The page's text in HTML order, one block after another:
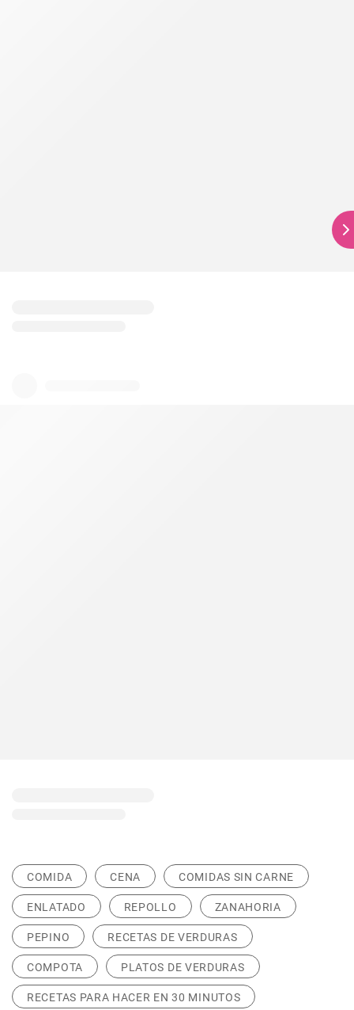
COMIDA CENA COMIDAS SIN CARNE
ENLATADO REPOLLO ZANAHORIA
PEPINO RECETAS DE VERDURAS
COMPOTA PLATOS DE VERDURAS
RECETAS PARA HACER EN 30 MINUTOS